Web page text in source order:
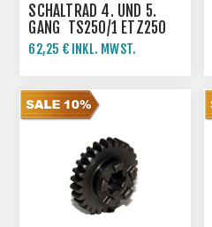
SCHALTRAD 4. UND 5.
GANG TS250/1 ETZ250
ETZ251
62,25 € INKL. MWST.